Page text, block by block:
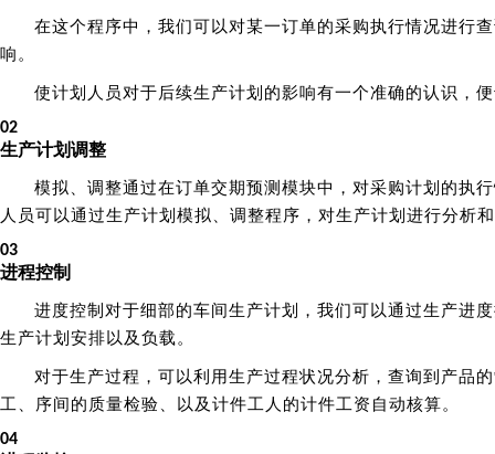
在这个程序中，我们可以对某一订单的采购执行情况进行
响。
使计划人员对于后续生产计划的影响有一个准确的认识，
02
生产计划调整
模拟、调整通过在订单交期预测模块中，对采购计划的执
人员可以通过生产计划模拟、调整程序，对生产计划进行分析
03
进程控制
进度控制对于细部的车间生产计划，我们可以通过生产进
生产计划安排以及负载。
对于生产过程，可以利用生产过程状况分析，查询到产品
工、序间的质量检验、以及计件工人的计件工资自动核算。
04